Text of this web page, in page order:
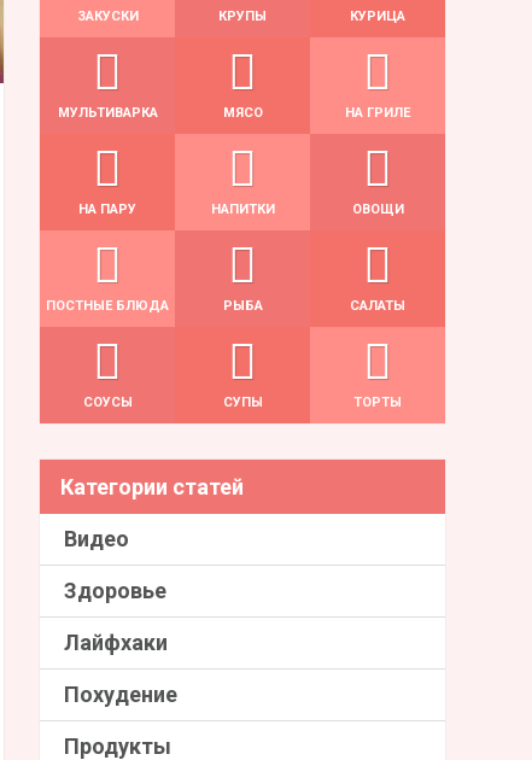
ЗАКУСКИ КРУПЫ КУРИЦА
МУЛЬТИВАРКА МЯСО НА ГРИЛЕ
НА ПАРУ НАПИТКИ ОВОЩИ
ПОСТНЫЕ БЛЮДА РЫБА САЛАТЫ
СОУСЫ СУПЫ ТОРТЫ
Категории статей
Видео
Здоровье
Лайфхаки
Похудение
Продукты